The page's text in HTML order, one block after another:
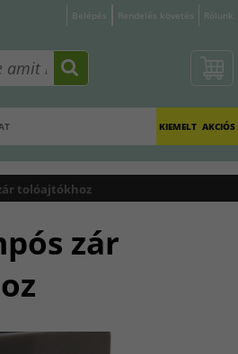
Rólunk
Rendelés követés
Belépés
AKCIÓS
KIEMELT
tolóajtókhoz
zár